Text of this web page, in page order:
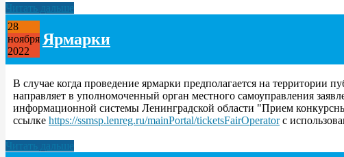
Читать дальше
28
ноября
2022
Ярмарки
В случае когда проведение ярмарки предполагается на территории
направляет в уполномоченный орган местного самоуправления
информационной системы Ленинградской области "Прием
ссылке https://ssmsp.lenreg.ru/mainPortal/ticketsFairOperatorс
Читать дальше